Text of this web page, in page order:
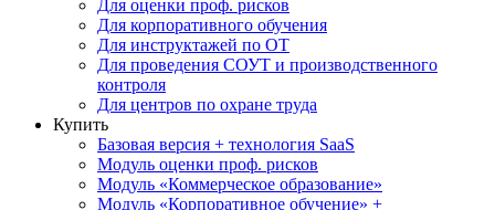
Для оценки проф. рисков
Для корпоративного обучения
Для инструктажей по ОТ
Для проведения СОУТ и производственного
контроля
Для центров по охране труда
Купить
Базовая версия + технология SaaS
Модуль оценки проф. рисков
Модуль «Коммерческое образование»
Модуль «Корпоративное обучение» +